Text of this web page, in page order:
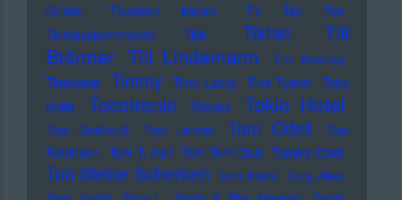
Gristle
Thurston Moore
Tic Tac Toe
Tiefbasskommando TBK
Tikhet
Till
Brönner Till Lindemann
Tim Buckley
Timewarp Timmy Timo Lassy Tina Turner Toby
Keith
Tocotronic Tokens Tokio Hotel
Tom Gerhardt Tom Lehrer Tom Odell
Tom
Robinson Tom T. Hall Tom Tom Club Tommy Cash
Ton Steine Scherben Toni Krahl Tony Allen